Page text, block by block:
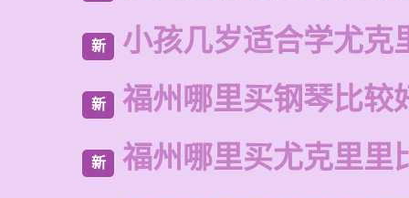
新 小孩几岁适合学尤克
新 福州哪里买钢琴比较
新 福州哪里买尤克里里